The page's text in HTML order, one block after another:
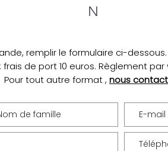
N
remplir le formulaire ci-dessous.
frais de port 10 euros. Règlement
Pour tout autre format , nous